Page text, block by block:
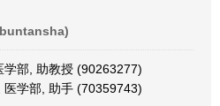
学部, 助教授 (90263277)
医学部, 助手 (70359743)